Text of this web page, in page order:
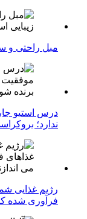
مبل راحتی و
درس استیو
ندارد؛
رژیم غذایی
فرآوری شده